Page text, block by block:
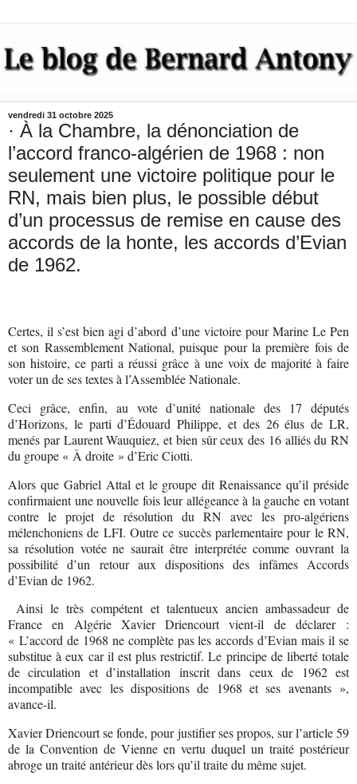
vendredi 31 octobre 2025
· À la Chambre, la dénonciation de
l’accord franco-algérien de 1968 : non
seulement une victoire politique pour le
RN, mais bien plus, le possible début
d’un processus de remise en cause des
accords de la honte, les accords d’Evian
de 1962.
Certes, il s’est bien agi d’abord d’une victoire pour Marine Le Pen
et son Rassemblement National, puisque pour la première fois de
son histoire, ce parti a réussi grâce à une voix de majorité à faire
voter un de ses textes à l’Assemblée Nationale.
Ceci grâce, enfin, au vote d’unité nationale des 17 députés
d’Horizons, le parti d’Édouard Philippe, et des 26 élus de LR,
menés par Laurent Wauquiez, et bien sûr ceux des 16 alliés du RN
du groupe « À droite » d’Eric Ciotti.
Alors que Gabriel Attal et le groupe dit Renaissance qu’il préside
confirmaient une nouvelle fois leur allégeance à la gauche en votant
contre le projet de résolution du RN avec les pro-algériens
mélenchoniens de LFI. Outre ce succès parlementaire pour le RN,
sa résolution votée ne saurait être interprétée comme ouvrant la
possibilité d’un retour aux dispositions des infâmes Accords
d’Evian de 1962.
Ainsi le très compétent et talentueux ancien ambassadeur de
France en Algérie Xavier Driencourt vient-il de déclarer :
« L’accord de 1968 ne complète pas les accords d’Evian mais il se
substitue à eux car il est plus restrictif. Le principe de liberté totale
de circulation et d’installation inscrit dans ceux de 1962 est
incompatible avec les dispositions de 1968 et ses avenants »,
avance-il.
Xavier Driencourt se fonde, pour justifier ses propos, sur l’article 59
de la Convention de Vienne en vertu duquel un traité postérieur
abroge un traité antérieur dès lors qu’il traite du même sujet.